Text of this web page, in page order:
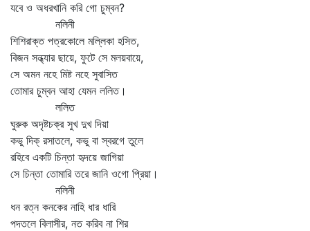
যবে ও অধরখানি করি গো চুম্বন?
নলিনী
শিশিরাক্ত পত্রকোলে মল্লিকা হসিত,
বিজন সন্ধ্যার ছায়ে, ফুটে সে মলয়বায়ে,
সে অমন নহে মিষ্ট নহে সুবাসিত
তোমার চুম্বন আহা যেমন ললিত।
ললিত
ঘুরুক অদৃষ্টচক্র সুখ দুখ দিয়া
কভু দিক্‌ রসাতলে, কভু বা স্বরগে তুলে
রহিবে একটি চিন্তা হৃদয়ে জাগিয়া
সে চিন্তা তোমারি তরে জানি ওগো প্রিয়া।
নলিনী
ধন রত্ন কনকের নাহি ধার ধারি
পদতলে বিলাসীর, নত করিব না শির